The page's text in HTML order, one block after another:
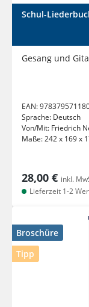
Schul-
Gesang und
EAN:
Sprache: Deutsch
Von/Mit: Friedrich
Maße:242 x 169 x
28,00 € inkl.
Lieferzeit 1-2
Broschüre
Tipp